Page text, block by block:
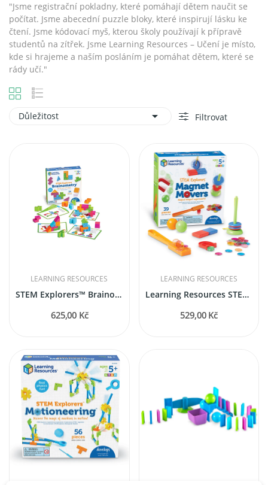
"Jsme registrační pokladny, které pomáhají dětem naučit se
počítat. Jsme abecední puzzle bloky, které inspirují lásku ke
čtení. Jsme kódovací myš, kterou školy používají k přípravě
studentů na zítřek. Jsme Learning Resources – Učení je místo,
kde si hrajeme a naším posláním je pomáhat dětem, které se
rády učí."
Důležitost  Filtrovat
LEARNING RESOURCES
STEM Explorers™ Brainometry™
625,00 Kč
LEARNING RESOURCES
Learning Resources STEM Explorers™ Magnet...
529,00 Kč